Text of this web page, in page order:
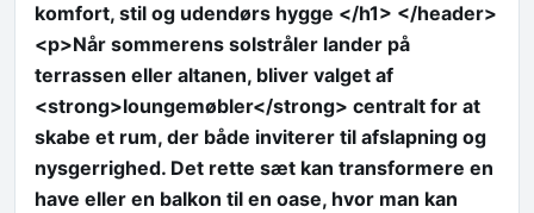
komfort, stil og udendørs hygge </h1> </header>
<p>Når sommerens solstråler lander på
terrassen eller altanen, bliver valget af
<strong>loungemøbler</strong> centralt for at
skabe et rum, der både inviterer til afslapning og
nysgerrighed. Det rette sæt kan transformere en
have eller en balkon til en oase, hvor man kan